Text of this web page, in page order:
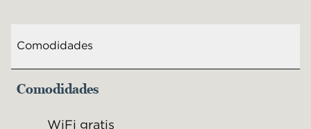
Comodidades
Comodidades
WiFi gratis